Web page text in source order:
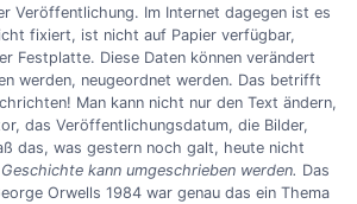
Veröffentlichung. Im Internet dagegen ist es
fixiert, ist nicht auf Papier verfügbar,
Festplatte. Diese Daten können verändert
werden, neugeordnet werden. Das betrifft
Man kann nicht nur den Text ändern,
das Veröffentlichungsdatum, die Bilder,
das, was gestern noch galt, heute nicht
kann umgeschrieben werden. Das
Orwells 1984 war genau das ein Thema